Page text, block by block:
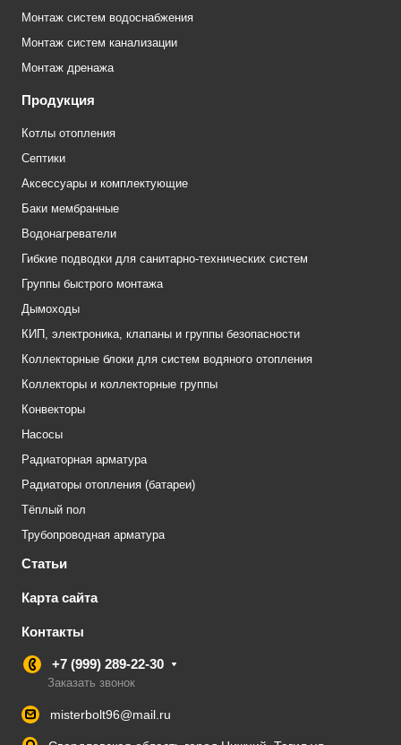
Монтаж систем водоснабжения
Монтаж систем канализации
Монтаж дренажа
Продукция
Котлы отопления
Септики
Аксессуары и комплектующие
Баки мембранные
Водонагреватели
Гибкие подводки для санитарно-технических систем
Группы быстрого монтажа
Дымоходы
КИП, электроника, клапаны и группы безопасности
Коллекторные блоки для систем водяного отопления
Коллекторы и коллекторные группы
Конвекторы
Насосы
Радиаторная арматура
Радиаторы отопления (батареи)
Тёплый пол
Трубопроводная арматура
Статьи
Карта сайта
Контакты
+7 (999) 289-22-30
Заказать звонок
misterbolt96@mail.ru